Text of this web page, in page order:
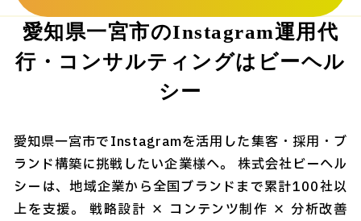
愛知県一宮市のInstagram運用代
行・コンサルティングはビーヘル
シー
愛知県一宮市でInstagramを活用した集客・採用・ブ
ランド構築に挑戦したい企業様へ。 株式会社ビーヘル
シーは、地域企業から全国ブランドまで累計100社以
上を支援。 戦略設計 × コンテンツ制作 × 分析改善